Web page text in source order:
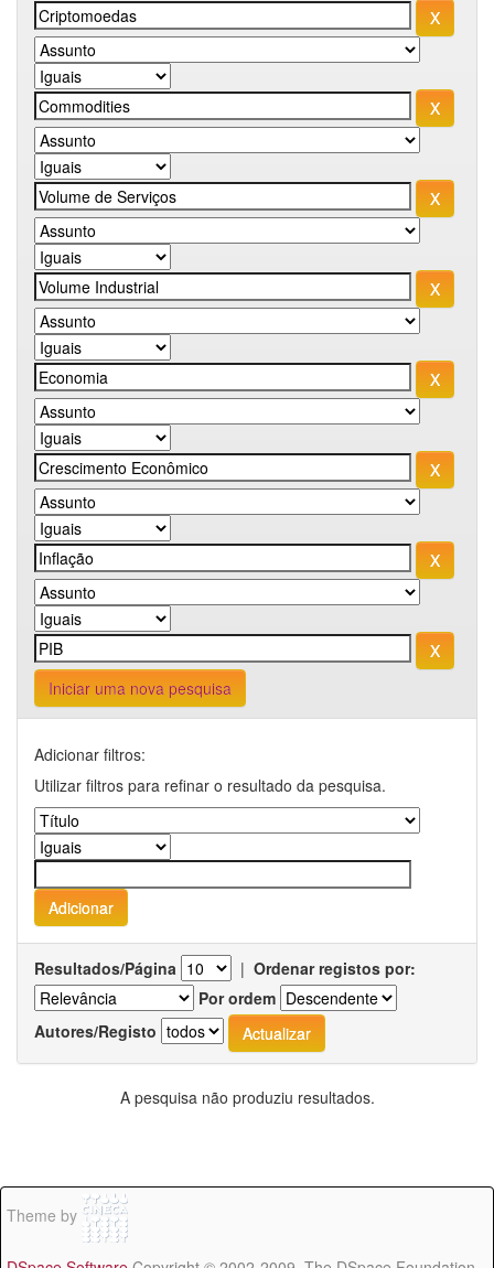
Iniciar uma nova pesquisa
Adicionar filtros:
Utilizar filtros para refinar o resultado da pesquisa.
Resultados/Página | Ordenar registos por:
Por ordem
Autores/Registo
A pesquisa não produziu resultados.
Theme by